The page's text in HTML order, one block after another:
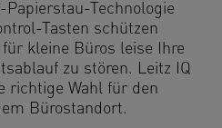
Technologie
Tasten schützen
kleine Büros leise Ihre
zu stören. Leitz IQ
richtige Wahl für den
Bürostandort.